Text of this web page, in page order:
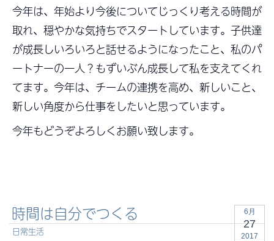
今年は、年始より今後についてじっくり考える時間が
取れ、穏やかな気持ちでスタートしています。子供達
が成長しいろいろと話せるようになったこと、私のパ
ートナーの一人？もずいぶん成長して私を支えてくれ
てます。今年は、チームの連携を高め、新しいこと、
新しい角度から仕事をしたいと思っています。
今年もどうぞよろしくお願い致します。
6月
27
2017
時間は自分でつくる
日常生活